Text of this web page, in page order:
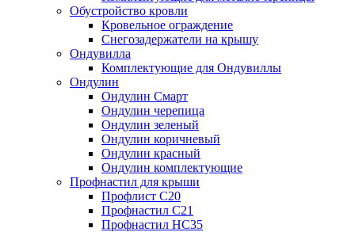
Обустройство кровли
Кровельное ограждение
Снегозадержатели на крышу
Ондувилла
Комплектующие для Ондувиллы
Ондулин
Ондулин Смарт
Ондулин черепица
Ондулин зеленый
Ондулин коричневый
Ондулин красный
Ондулин комплектующие
Профнастил для крыши
Профлист С20
Профнастил С21
Профнастил НС35